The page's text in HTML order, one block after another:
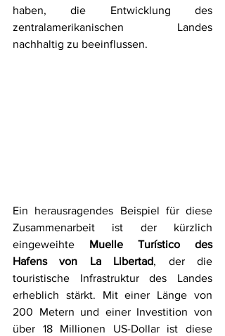
haben, die Entwicklung des
zentralamerikanischen Landes
nachhaltig zu beeinflussen.
Ein herausragendes Beispiel für diese
Zusammenarbeit ist der kürzlich
eingeweihte Muelle Turístico des
Hafens von La Libertad, der die
touristische Infrastruktur des Landes
erheblich stärkt. Mit einer Länge von
200 Metern und einer Investition von
über 18 Millionen US-Dollar ist diese